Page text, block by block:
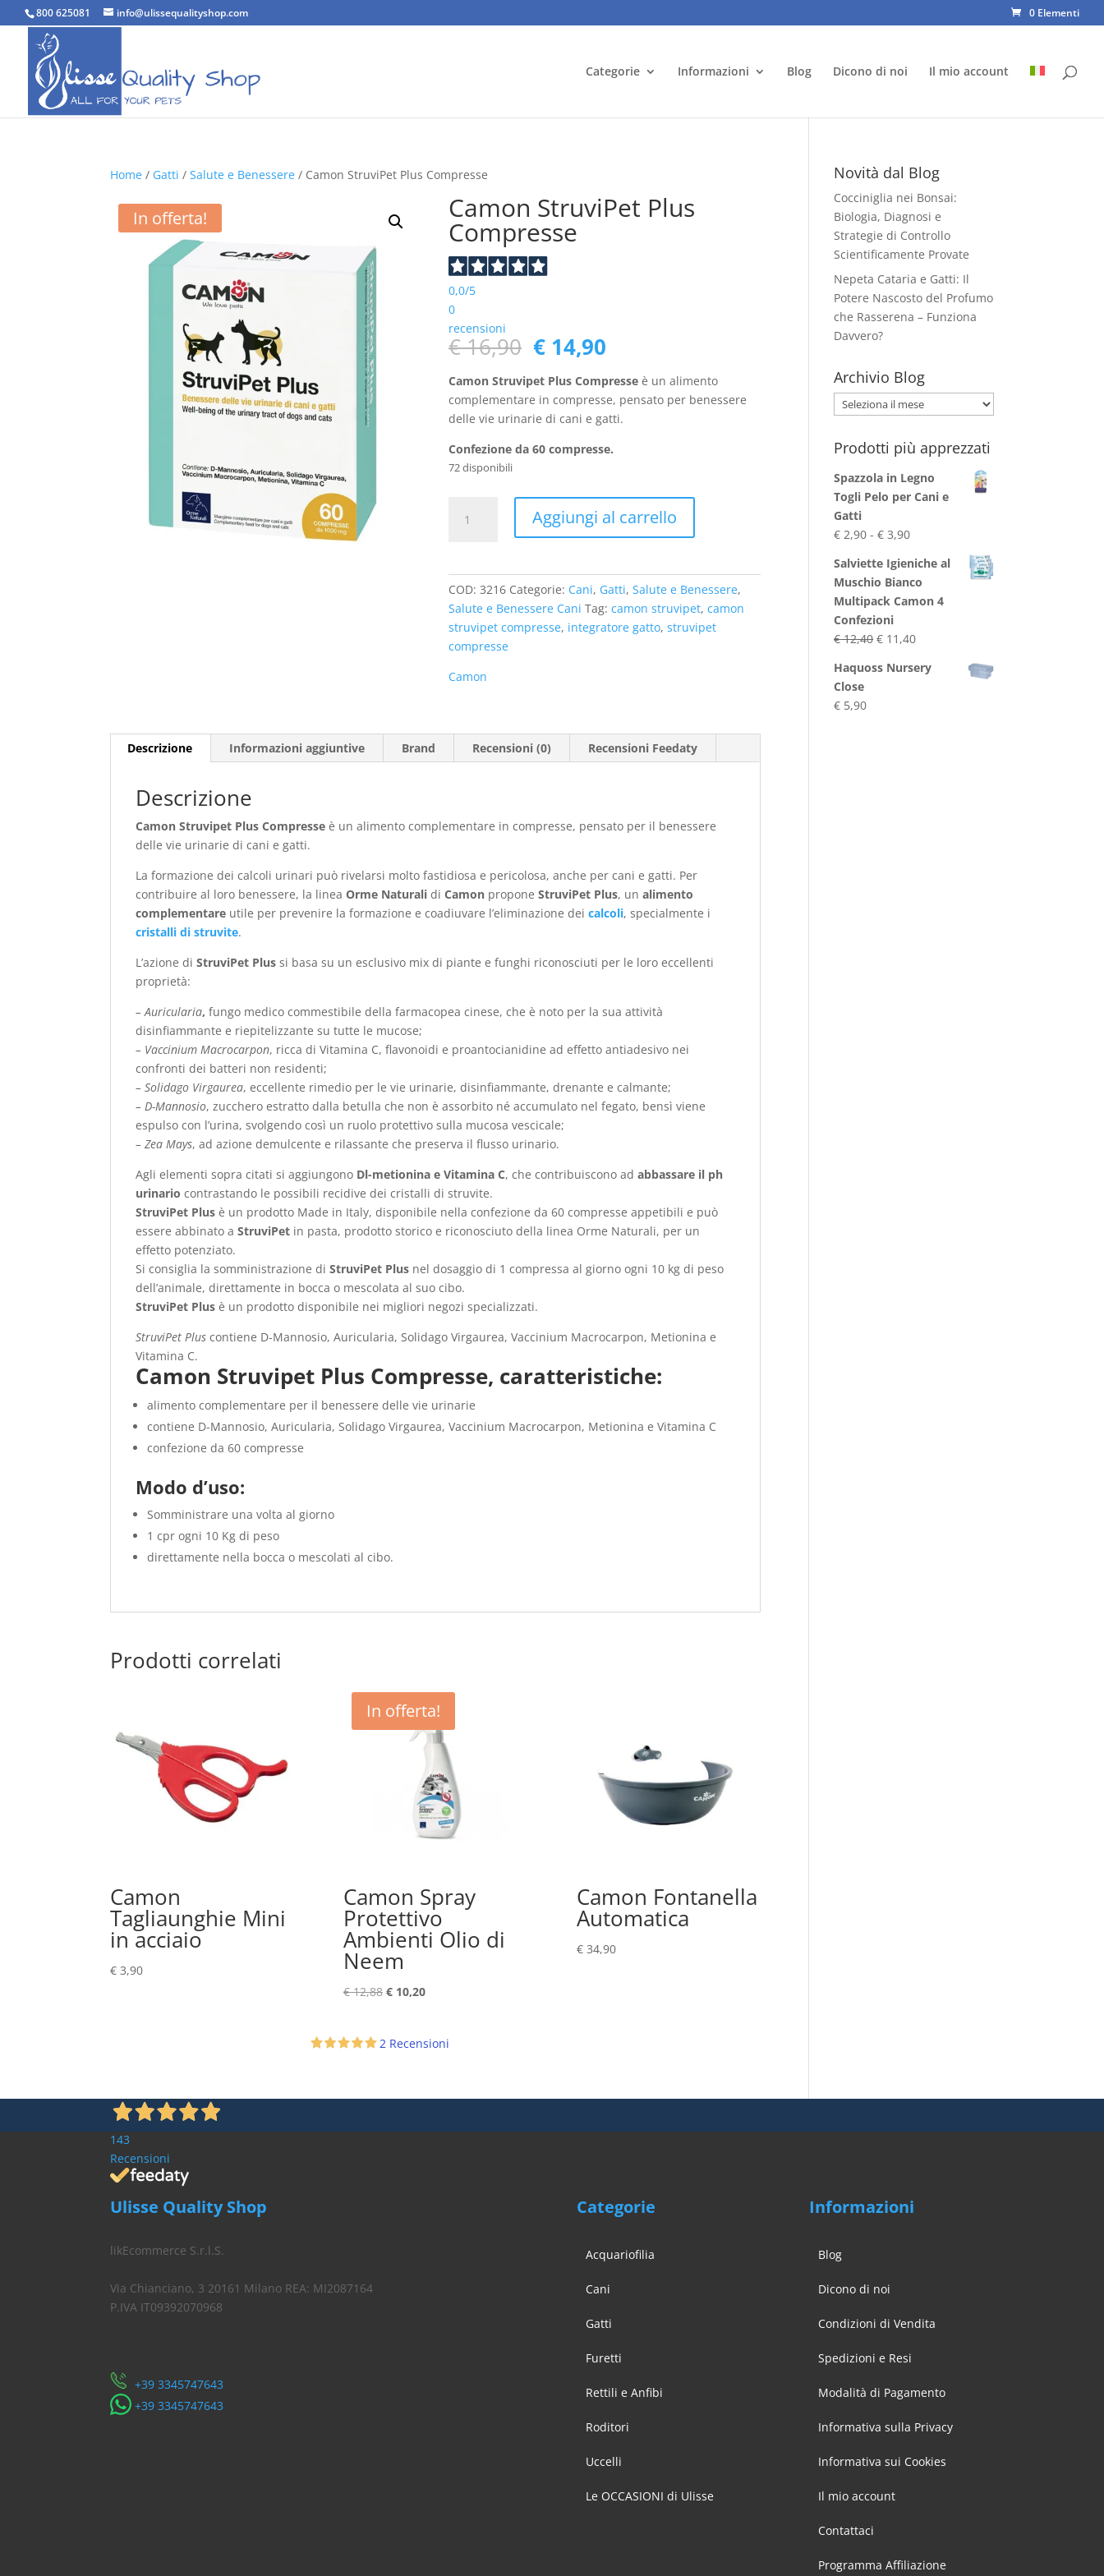
800 625081 info@ulissequalityshop.com 0 Elementi
Categorie Informazioni Blog Dicono di noi Il mio account
Home / Gatti /Salute e Benessere / Camon StruviPet Plus Compresse
In offerta! Camon StruviPet Plus
Compresse
0,0/5
0
recensioni
€16,90 Il
prezzo
originale
era:
€ 16,90.
€ 14,90
attuale
è:
€ 14,90.
Camon Struvipet Plus Compresseè un alimento
complementare in compresse, pensato per benessere
delle vie urinarie di cani e gatti.
Confezione da 60 compresse.
72 disponibili
StruviPet
Aggiungi al carrello
COD:3216 Categorie: Cani, Gatti,Salute e Benessere,
Salute e Benessere Cani Tag:camon struvipet,camon
struvipet compresse, integratore gatto,struvipet
compresse
Camon
Descrizione Informazioni aggiuntive Brand Recensioni (0) Recensioni Feedaty
Descrizione
Camon Struvipet Plus Compresseè un alimento complementare in compresse, pensato per il benessere
delle vie urinarie di cani e gatti.
La formazione dei calcoli urinari può rivelarsi molto fastidiosa e pericolosa, anche per cani e gatti. Per
contribuire al loro benessere, la lineaOrme Naturali diCamon proponeStruviPet Plus, unalimento
complementare utile per prevenire la formazione e coadiuvare l’eliminazione deicalcoli, specialmente i
cristalli di struvite.
L’azione diStruviPet Plus si basa su un esclusivo mix di piante e funghi riconosciuti per le loro eccellenti
proprietà:
– Auricularia,fungo medico commestibile della farmacopea cinese, che è noto per la sua attività
disinfiammante e riepitelizzante su tutte le mucose;
– Vaccinium Macrocarpon, ricca di Vitamina C, flavonoidi e proantocianidine ad effetto antiadesivo nei
confronti dei batteri non residenti;
– Solidago Virgaurea, eccellente rimedio per le vie urinarie, disinfiammante, drenante e calmante;
– D-Mannosio, zucchero estratto dalla betulla che non è assorbito né accumulato nel fegato, bensì viene
espulso con l’urina, svolgendo così un ruolo protettivo sulla mucosa vescicale;
– Zea Mays, ad azione demulcente e rilassante che preserva il flusso urinario.
Agli elementi sopra citati si aggiungono Dl-metionina e Vitamina C, che contribuiscono adabbassare il ph
urinario contrastando le possibili recidive dei cristalli di struvite.
StruviPet Plus è un prodotto Made in Italy, disponibile nella confezione da 60 compresse appetibili e può
essere abbinato aStruviPet in pasta, prodotto storico e riconosciuto della linea Orme Naturali, per un
effetto potenziato.
Si consiglia la somministrazione diStruviPet Plus nel dosaggio di 1 compressa al giorno ogni 10 kg di peso
dell’animale, direttamente in bocca o mescolata al suo cibo.
StruviPet Plus è un prodotto disponibile nei migliori negozi specializzati.
StruviPet Pluscontiene D-Mannosio, Auricularia, Solidago Virgaurea, Vaccinium Macrocarpon, Metionina e
Vitamina C.
Camon Struvipet Plus Compresse, caratteristiche:
alimento complementare per il benessere delle vie urinarie
contiene D-Mannosio, Auricularia, Solidago Virgaurea, Vaccinium Macrocarpon, Metionina e Vitamina C
confezione da 60 compresse
Modo d’uso:
Somministrare una volta al giorno
1 cpr ogni 10 Kg di peso
direttamente nella bocca o mescolati al cibo.
Prodotti correlati
Camon
Tagliaunghie Mini
in acciaio
€ 3,90
In offerta!
Camon Spray
Protettivo
Ambienti Olio di
Neem
€12,88 Il
era:
€10,20Il
è:
2 Recensioni
Camon Fontanella
Automatica
€34,90
Novità dal Blog
Cocciniglia nei Bonsai:
Biologia, Diagnosi e
Strategie di Controllo
Scientificamente Provate
Nepeta Cataria e Gatti: Il
Potere Nascosto del Profumo
che Rasserena – Funziona
Davvero?
Archivio Blog
Archivio
Blog
Prodotti più apprezzati
Spazzola in Legno
Togli Pelo per Cani e
Gatti
€ 2,90 - € 3,90Fascia
prezzo:
da
€ 2,90
€ 3,90
Salviette Igieniche al
Muschio Bianco
Multipack Camon 4
Confezioni
€12,40 Il
originale
€ 11,40Il
attuale
Haquoss Nursery
Close
€ 5,90
143
Recensioni
Ulisse Quality Shop
likEcommerce S.r.l.S.
Via Chianciano, 3 20161 Milano REA: MI2087164
P.IVA IT09392070968
​+39 3345747643
​+39 3345747643
Categorie
Acquariofilia
Cani
Gatti
Furetti
Rettili e Anfibi
Roditori
Uccelli
Le OCCASIONI di Ulisse
Informazioni
Blog
Dicono di noi
Condizioni di Vendita
Spedizioni e Resi
Modalità di Pagamento
Informativa sulla Privacy
Informativa sui Cookies
Il mio account
Contattaci
Programma Affiliazione